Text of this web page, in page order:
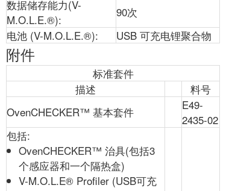
数据储存能力(V-
M.O.L.E.®):
90次
电池 (V-M.O.L.E.®):
USB 可充电锂聚合物
附件
标准套件
描述
料号
OvenCHECKER™ 基本套件
E49-
2435-02
包括:
OvenCHECKER™ 治具(包括3
个感应器和一个隔热盒)
V-M.O.L.E® Profiler (USB可充